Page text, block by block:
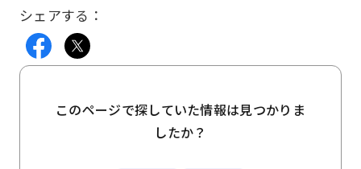
シェアする：
このページで探していた情報は見つかりま
したか？